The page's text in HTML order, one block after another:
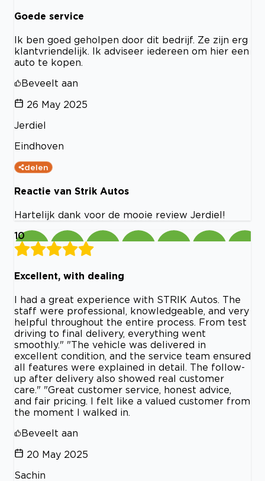
Goede service
Ik ben goed geholpen door dit bedrijf. Ze zijn erg
klantvriendelijk. Ik adviseer iedereen om hier een
auto te kopen.
Beveelt aan
26 May 2025
Jerdiel
Eindhoven
delen
Reactie van Strik Autos
Hartelijk dank voor de mooie review Jerdiel!
10
Excellent, with dealing
I had a great experience with STRIK Autos. The
staff were professional, knowledgeable, and very
helpful throughout the entire process. From test
driving to final delivery, everything went
smoothly." "The vehicle was delivered in
excellent condition, and the service team ensured
all features were explained in detail. The follow-
up after delivery also showed real customer
care." "Great customer service, honest advice,
and fair pricing. I felt like a valued customer from
the moment I walked in.
Beveelt aan
20 May 2025
Sachin